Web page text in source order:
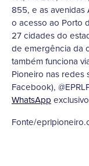
855, e as avenidas
o acesso ao Porto
27 cidades do
de emergência da
também funciona
Pioneiro nas redes
Facebook),
WhatsApp
Fonte/